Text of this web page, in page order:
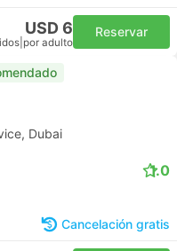
USD 6
por adulto
Reservar
Dubai
1.0
Cancelación gratis